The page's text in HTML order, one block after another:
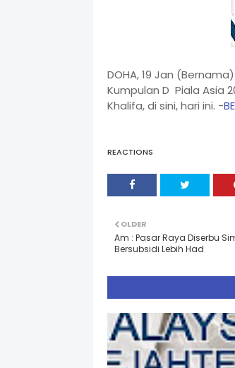
DOHA, 19 Jan
Kumpulan D Piala Asia
Khalifa, di sini, hari ini. -
REACTIONS
OLDER
Am : Pasar Raya Diserbu
Bersubsidi Lebih Had